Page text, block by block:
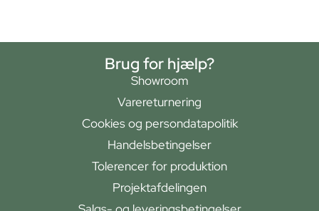
Brug for hjælp?
Showroom
Varereturnering
Cookies og persondatapolitik
Handelsbetingelser
Tolerencer for produktion
Projektafdelingen